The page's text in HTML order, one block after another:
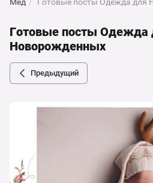
Готовые посты Одежда
Новорожденных
Предыдущий